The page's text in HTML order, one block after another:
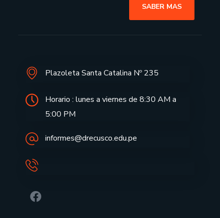
SABER MAS
Plazoleta Santa Catalina Nº 235
Horario : lunes a viernes de 8:30 AM a
5:00 PM
informes@drecusco.edu.pe